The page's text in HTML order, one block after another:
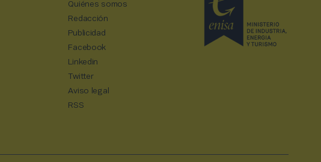
Quiénes somos
Redacción
Publicidad
Facebook
Linkedin
Twitter
Aviso legal
RSS